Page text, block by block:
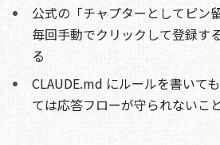
公式の「チャプターとしてピン
毎回手動でクリックして登録す
る
CLAUDE.md にルールを書いて
ては応答フローが守られないこ